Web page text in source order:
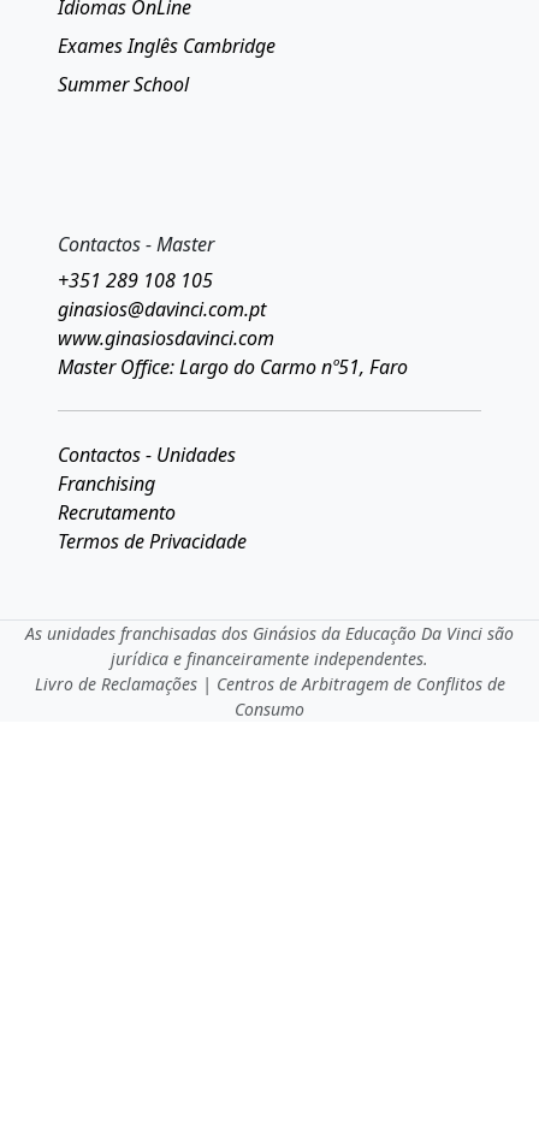
Idiomas OnLine
Exames Inglês Cambridge
Summer School
Contactos - Master
+351 289 108 105
ginasios@davinci.com.pt
www.ginasiosdavinci.com
Master Office: Largo do Carmo nº51, Faro
Contactos - Unidades
Franchising
Recrutamento
Termos de Privacidade
As unidades franchisadas dos Ginásios da Educação Da Vinci são
jurídica e financeiramente independentes.
Livro de Reclamações| Centros de Arbitragem de Conflitos de
Consumo